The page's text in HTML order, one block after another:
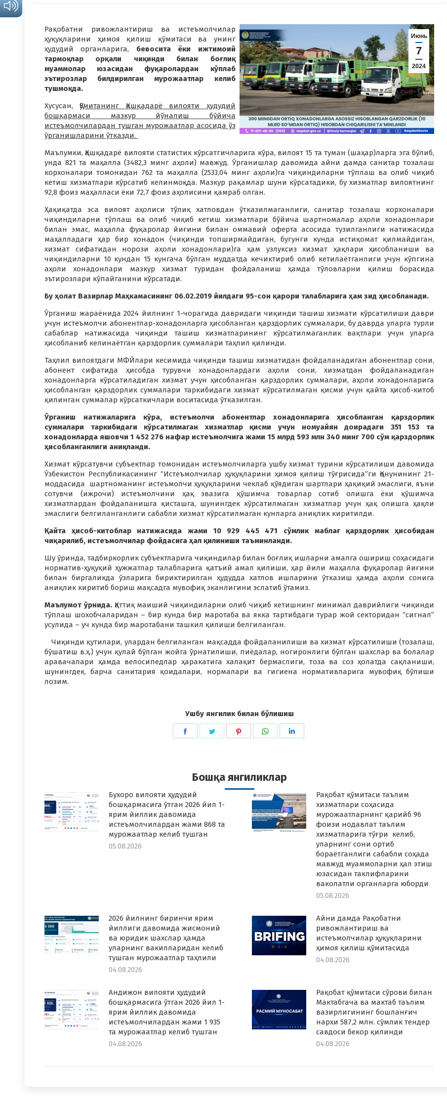
Июнь
7
2024
Рақобатни ривожлантириш ва истеъмолчилар
ҳуқуқларини ҳимоя қилиш қўмитаси ва унинг
ҳудудий органларига, бевосита ёки ижтимоий
тармоқлар орқали чиқинди билан боғлиқ
муаммолар юзасидан фуқаролардан кўплаб
эътирозлар билдирилган мурожаатлар келиб
тушмоқда.
Хусусан,Қўмитанинг Қашқадарё вилояти ҳудудий
бошқармаси мазкур йўналиш бўйича
истеъмолчилардан тушган мурожаатлар асосида ўз
ўрганишларини ўтказди.
Маълумки, Қашқадарё вилояти статистик кўрсатгичларига кўра, вилоят 15 та туман (шаҳар)ларга эга бўлиб,
унда 821 та маҳалла (3482,3 минг аҳоли) мавжуд. Ўрганишлар давомида айни дамда санитар тозалаш
корхоналари томонидан 762 та маҳалла (2533,04 минг аҳоли)га чиқиндиларни тўплаш ва олиб чиқиб
кетиш хизматлари кўрсатиб келинмоқда. Мазкур рақамлар шуни кўрсатадики, бу хизматлар вилоятнинг
92,8 фоиз маҳалласи ёки 72,7 фоиз аҳолисини қамраб олган.
Ҳақиқатда эса вилоят аҳолиси тўлиқ хатловдан ўтказилмаганлиги, санитар тозалаш корхоналари
чиқиндиларни тўплаш ва олиб чиқиб кетиш хизматлари бўйича шартномалар аҳоли хонадонлари
билан эмас, маҳалла фуқаролар йиғини билан оммавий оферта асосида тузилганлиги натижасида
маҳалладаги ҳар бир хонадон (чиқинди топширмайдиган, бугунги кунда истиқомат қилмайдиган,
хизмат сифатидан норози аҳоли хонадонлари)га ҳам узлуксиз хизмат ҳақлари ҳисобланиши ва
чиқиндиларни 10 кундан 15 кунгача бўлган муддатда кечиктириб олиб кетилаётганлиги учун кўпгина
аҳоли хонадонлари мазкур хизмат туридан фойдаланиш ҳамда тўловларни қилиш борасида
эътирозлари кўпайганини кўрсатади.
Бу ҳолат Вазирлар Маҳкамасининг 06.02.2019 йилдаги 95-сон қарори талабларига ҳам зид ҳисобланади.
Ўрганиш жараёнида 2024 йилнинг 1-чорагида давридаги чиқинди ташиш хизмати кўрсатилиши даври
учун истеъмолчи абонентлар-хонадонларга ҳисобланган қарздорлик суммалари, бу даврда уларга турли
сабаблар натижасида чиқинди ташиш хизматларининг кўрсатилмаганлик вақтлари учун уларга
ҳисобланиб келинаётган қарздорлик суммалари таҳлил қилинди.
Таҳлил вилоятдаги МФЙлари кесимида чиқинди ташиш хизматидан фойдаланадиган абонентлар сони,
абонент сифатида ҳисобда турувчи хонадонлардаги аҳоли сони, хизматдан фойдаланадиган
хонадонларга кўрсатиладиган хизмат учун ҳисобланган қарздорлик суммалари, аҳоли хонадонларига
ҳисобланган қарздорлик суммалари таркибидаги хизмат кўрсатилмаган қисми учун қайта ҳисоб-китоб
қилинган суммалар кўрсаткичлари воситасида ўтказилган.
Ўрганиш натижаларига кўра, истеъмолчи абонентлар хонадонларига ҳисобланган қарздорлик
суммалари таркибидаги кўрсатилмаган хизматлар қисми учун номуайян доирадаги 351 153 та
хонадонларда яшовчи 1 452 276 нафар истеъмолчига жами 15 млрд 593 млн 340 минг 700 сўм қарздорлик
ҳисобланганлиги аниқланди.
Хизмат кўрсатувчи субъектлар томонидан истеъмолчиларга ушбу хизмат турини кўрсатилиши давомида
Ўзбекистон Республикасининг “Истеъмолчилар ҳуқуқларини ҳимоя қилиш тўғрисида”ги Қонунининг 21-
моддасида шартноманинг истеъмолчи ҳуқуқларини чеклаб қўядиган шартлари ҳақиқий эмаслиги, яъни
сотувчи (ижрочи) истеъмолчини ҳақ эвазига қўшимча товарлар сотиб олишга ёки қўшимча
хизматлардан фойдаланишга қисташга, шунингдек кўрсатилмаган хизматлар учун ҳақ олишга ҳақли
эмаслиги белгиланганлиги сабабли хизмат кўрсатилмаган кунларга аниқлик киритилди.
Қайта ҳисоб-китоблар натижасида жами 10 929 445 471 сўмлик маблағ қарздорлик ҳисобидан
чиқарилиб, истеъмолчилар фойдасига ҳал қилиниши таъминланди.
Шу ўринда, тадбиркорлик субъектларига чиқиндилар билан боғлиқ ишларни амалга ошириш соҳасидаги
норматив-ҳуқуқий ҳужжатлар талабларига қатъий амал қилиши, ҳар йили маҳалла фуқаролар йиғини
билан биргаликда ўзларига бириктирилган ҳудудда хатлов ишларини ўтказиш ҳамда аҳоли сонига
аниқлик киритиб бориш мақсадга мувофиқ эканлигини эслатиб ўтамиз.
Маълумот ўрнида.Қаттиқ маиший чиқиндиларни олиб чиқиб кетишнинг минимал даврийлиги чиқинди
тўплаш шохобчаларидан – бир кунда бир маротаба ва якка тартибдаги турар жой секторидан “сигнал”
усулида – уч кунда бир маротабани ташкил қилиши белгиланган.
Чиқинди қутилари, улардан белгиланган мақсадда фойдаланилиши ва хизмат кўрсатилиши (тозалаш,
бўшатиш в.ҳ.) учун қулай бўлган жойга ўрнатилиши, пиёдалар, ногиронлиги бўлган шахслар ва болалар
аравачалари ҳамда велосипедлар ҳаракатига халақит бермаслиги, тоза ва соз ҳолатда сақланиши,
шунингдек, барча санитария қоидалари, нормалари ва гигиена нормативларига мувофиқ бўлиши
лозим.
Ушбу янгилик билан бўлишиш
Share
Share
Share
Share
Бошқа янгиликлар
Бухоро вилояти ҳудудий
бошқармасига ўтган 2026 йил 1-
ярим йиллик давомида
истеъмолчилардан жами 868 та
мурожаатлар келиб тушган
05.08.2026
Рақобат қўмитаси таълим
хизматлари соҳасида
мурожаатларнинг қарийб 96
фоизи нодавлат таълим
хизматларига тўғри келиб,
уларнинг сони ортиб
бораётганлиги сабабли соҳада
мавжуд муаммоларни ҳал этиш
юзасидан таклифларини
ваколатли органларга юборди
05.08.2026
2026 йилнинг биринчи ярим
йиллиги давомида жисмоний
ва юридик шахслар ҳамда
уларнинг вакилларидан келиб
тушган мурожаатлар таҳлили
04.08.2026
Айни дамда Рақобатни
ривожлантириш ва
истеъмолчилар ҳуқуқларини
ҳимоя қилиш қўмитасида
04.08.2026
Андижон вилояти ҳудудий
бошқармасига ўтган 2026 йил 1-
ярим йиллик давомида
истеъмолчилардан жами 1 935
та мурожаатлар келиб тушган
04.08.2026
Рақобат қўмитаси сўрови билан
Мактабгача ва мактаб таълим
вазирлигининг бошланғич
нархи 587,2 млн. сўмлик тендер
савдоси бекор қилинди
04.08.2026